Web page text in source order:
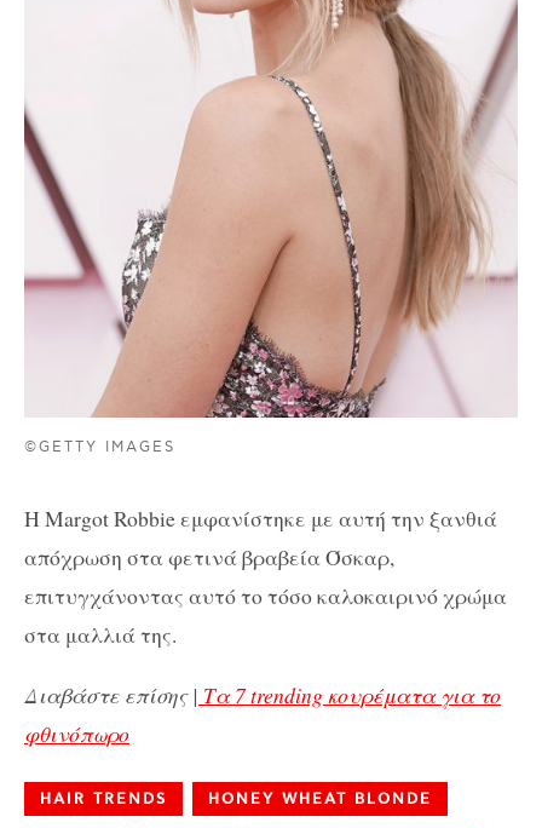
©GETTY IMAGES
H Margot Robbie εμφανίστηκε με αυτή την ξανθιά
απόχρωση στα φετινά βραβεία Όσκαρ,
επιτυγχάνοντας αυτό το τόσο καλοκαιρινό χρώμα
στα μαλλιά της.
Διαβάστε επίσης | Τα 7 trending κουρέματα για το
φθινόπωρο
HAIR TRENDS HONEY WHEAT BLONDE